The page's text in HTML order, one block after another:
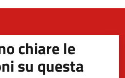
chiare le
su questa